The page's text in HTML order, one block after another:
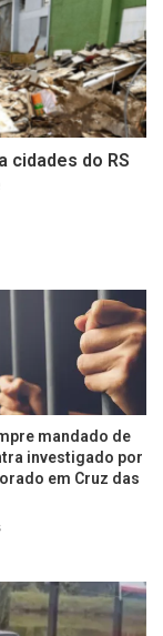
cidades do RS
mandado de
investigado por
em Cruz das